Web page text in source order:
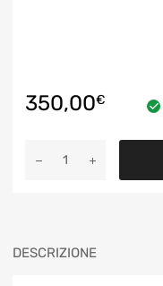
Turbocompressore
120,